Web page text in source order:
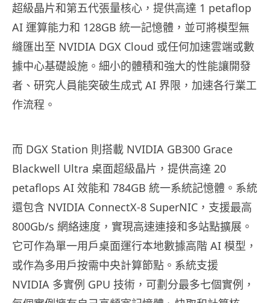
超級晶片和第五代張量核心，提供高達 1 petaflop
AI 運算能力和 128GB 統一記憶體，並可將模型無
縫匯出至 NVIDIA DGX Cloud 或任何加速雲端或數
據中心基礎設施。細小的體積和強大的性能讓開發
者、研究人員能突破生成式 AI 界限，加速各行業工
作流程。
而 DGX Station 則搭載 NVIDIA GB300 Grace
Blackwell Ultra 桌面超級晶片，提供高達 20
petaflops AI 效能和 784GB 統一系統記憶體。系統
還包含 NVIDIA ConnectX-8 SuperNIC，支援最高
800Gb/s 網絡速度，實現高速連接和多站點擴展。
它可作為單一用戶桌面運行本地數據高階 AI 模型，
或作為多用戶按需中央計算節點。系統支援
NVIDIA 多實例 GPU 技術，可劃分最多七個實例，